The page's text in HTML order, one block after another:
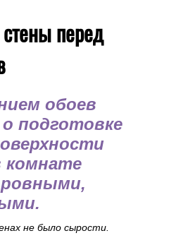
стены перед
обоев
подготовке
не было сырости.